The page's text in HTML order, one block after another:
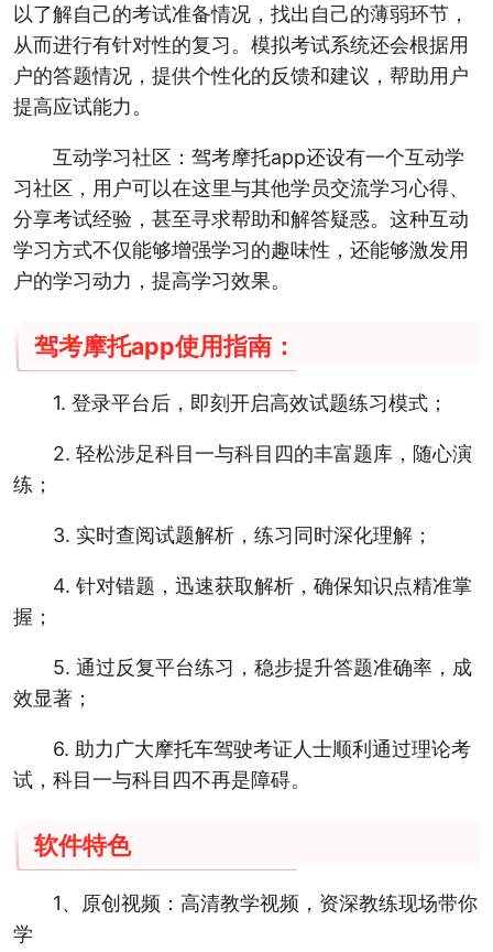
以了解自己的考试准备情况，找出自己的薄弱环节，
从而进行有针对性的复习。模拟考试系统还会根据用
户的答题情况，提供个性化的反馈和建议，帮助用户
提高应试能力。
互动学习社区：驾考摩托app还设有一个互动学
习社区，用户可以在这里与其他学员交流学习心得、
分享考试经验，甚至寻求帮助和解答疑惑。这种互动
学习方式不仅能够增强学习的趣味性，还能够激发用
户的学习动力，提高学习效果。
驾考摩托app使用指南：
1. 登录平台后，即刻开启高效试题练习模式；
2. 轻松涉足科目一与科目四的丰富题库，随心演
练；
3. 实时查阅试题解析，练习同时深化理解；
4. 针对错题，迅速获取解析，确保知识点精准掌
握；
5. 通过反复平台练习，稳步提升答题准确率，成
效显著；
6. 助力广大摩托车驾驶考证人士顺利通过理论考
试，科目一与科目四不再是障碍。
软件特色
1、原创视频：高清教学视频，资深教练现场带你
学